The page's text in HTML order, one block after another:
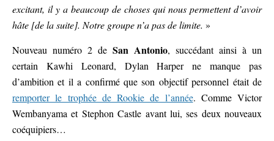
excitant, il y a beaucoup de choses qui nous permettent d’avoir
hâte [de la suite]. Notre groupe n’a pas de limite. »
Nouveau numéro 2 de San Antonio, succédant ainsi à un
certain Kawhi Leonard, Dylan Harper ne manque pas
d’ambition et il a confirmé que son objectif personnel était de
remporter le trophée de Rookie de l’année. Comme Victor
Wembanyama et Stephon Castle avant lui, ses deux nouveaux
coéquipiers…